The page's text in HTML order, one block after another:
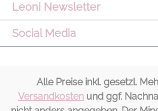
Leoni Newsletter
Social Media
Alle Preise inkl. gesetzl.
Versandkosten und ggf.